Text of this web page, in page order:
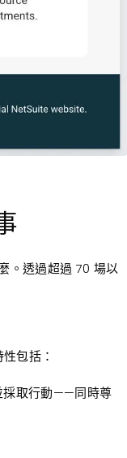
。透過超過 70 場以
包括：
採取行動——同時尊